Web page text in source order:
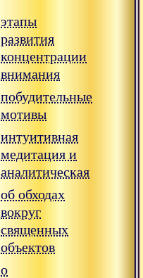
этапы
развития
концентрации
внимания
побудительные
мотивы
интуитивная
медитация и
аналитическая
об обходах
вокруг
священных
объектов
о